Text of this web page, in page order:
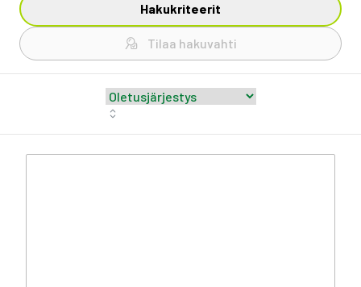
Hakukriteerit
Tilaa hakuvahti